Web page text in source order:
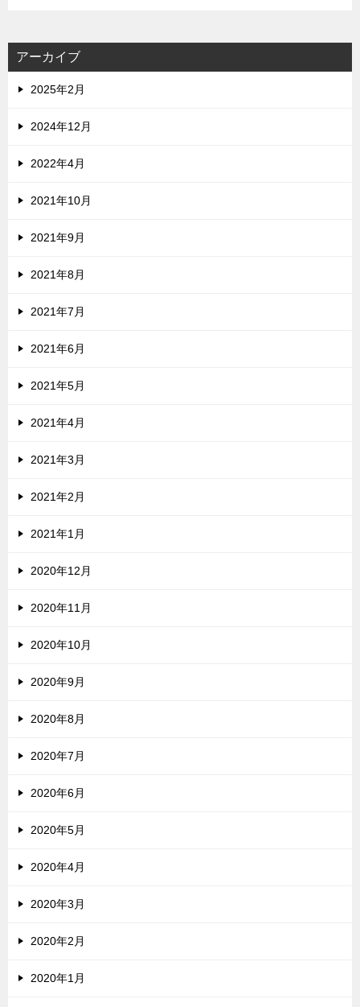
アーカイブ
2025年2月
2024年12月
2022年4月
2021年10月
2021年9月
2021年8月
2021年7月
2021年6月
2021年5月
2021年4月
2021年3月
2021年2月
2021年1月
2020年12月
2020年11月
2020年10月
2020年9月
2020年8月
2020年7月
2020年6月
2020年5月
2020年4月
2020年3月
2020年2月
2020年1月